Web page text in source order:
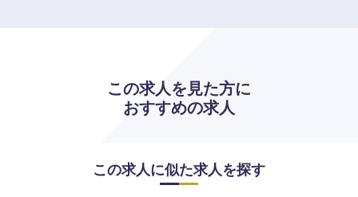
この求人を見た方に
おすすめの求人
この求人に似た求人を探す
九州・沖縄